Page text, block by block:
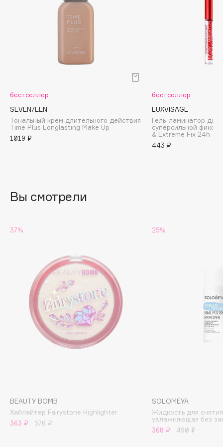
BOOMSHOP
BORK
Brunello Cucinelli
Bvlgari
Carbon Theory
Carmex
Carolina Herrera
Catrice
Celimax
Clinique
Clive Christian
бестселлер
SEVEN7EEN
Тональный крем длительного действия
Time Plus Longlasting Make Up
1019 ₽
бестселлер
LUXVISAGE
Гель-ламинатор для
суперсильной
& Extreme Fix 24h
443 ₽
Вы смотрели
37%
BEAUTY BOMB
Хайлайтер Fairystone Highlighter
363 ₽
576 ₽
25%
SOLOMEYA
Жидкость для
увлажняющая без
368 ₽
490 ₽